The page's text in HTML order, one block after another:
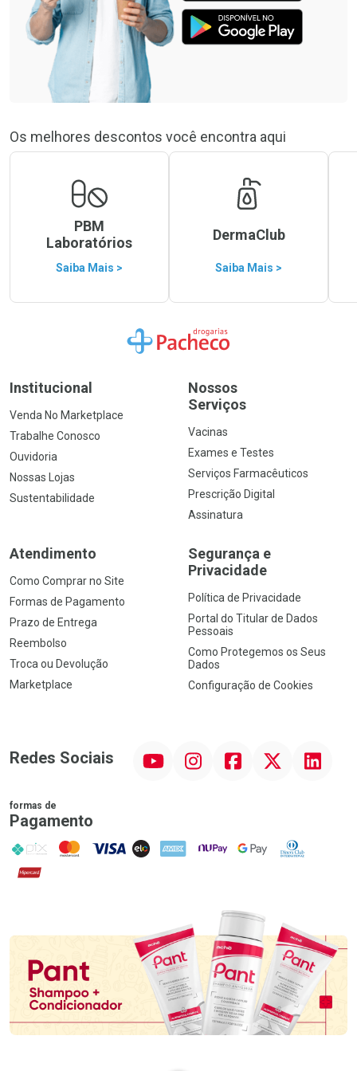
Os melhores descontos você encontra aqui
PBM
Laboratórios
Saiba Mais >
DermaClub
Saiba Mais >
Ir para a Home
Institucional
Venda No Marketplace
Trabalhe Conosco
Ouvidoria
Nossas Lojas
Sustentabilidade
Nossos
Serviços
Vacinas
Exames e Testes
Serviços Farmacêuticos
Prescrição Digital
Assinatura
Atendimento
Como Comprar no Site
Formas de Pagamento
Prazo de Entrega
Reembolso
Troca ou Devolução
Marketplace
Segurança e
Privacidade
Política de Privacidade
Portal do Titular de Dados
Pessoais
Como Protegemos os Seus
Dados
Configuração de Cookies
Redes Sociais InstagramFacebook Linkedin
formas de
Pagamento
PIX MasterCard
VISA ELO AMEX NuPay Google PayDiners Club
Hipercard